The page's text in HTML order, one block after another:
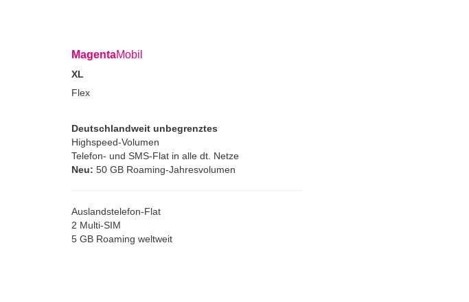
MagentaMobil
XL
Flex
Deutschlandweit unbegrenztes
Highspeed-Volumen
Telefon- und SMS-Flat in alle dt. Netze
Neu: 50 GB Roaming-Jahresvolumen
Auslandstelefon-Flat
2 Multi-SIM
5 GB Roaming weltweit